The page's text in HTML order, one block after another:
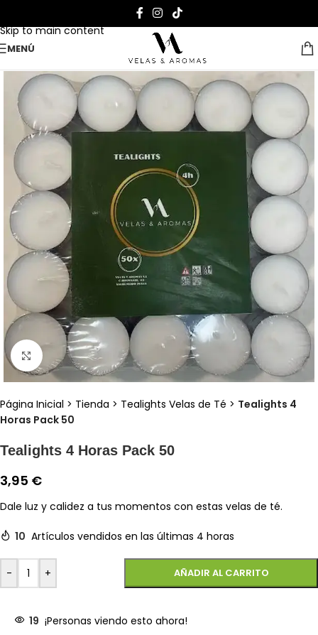
Skip to main content
MENÚ
Clic para ampliar
Página Inicial > Tienda > Tealights Velas de Té > Tealights 4
Horas Pack 50
Tealights 4 Horas Pack 50
3,95 €
Dale luz y calidez a tus momentos con estas velas de té.
10 Artículos vendidos en las últimas 4 horas
- + AÑADIR AL CARRITO
19 ¡Personas viendo esto ahora!